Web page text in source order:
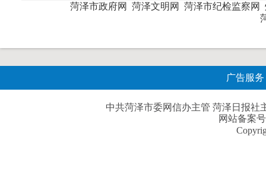
菏泽市政府网 菏泽文明网 菏泽市纪检监察网
广告服务
中共菏泽市委网信办主管 菏泽日报社
网站备案